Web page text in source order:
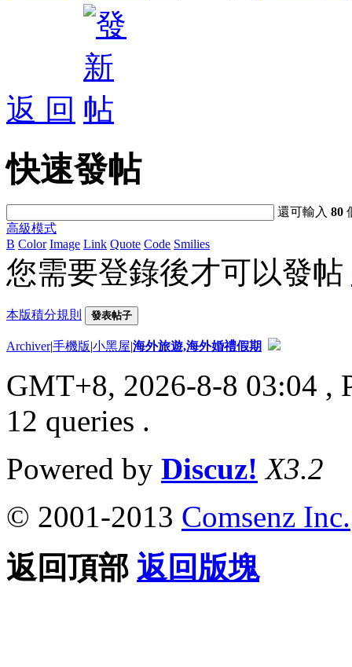
返 回
快速發帖
還可輸入80
高級模式
B Color Image Link Quote Code Smilies
您需要登錄後才可以發帖
本版積分規則 發表帖子
Archiver|手機版|小黑屋|海外旅遊,海外婚禮假期
GMT+8, 2026-8-8 03:04 ,
12 queries .
Powered by Discuz! X3.2
© 2001-2013 Comsenz Inc.
返回頂部 返回版塊